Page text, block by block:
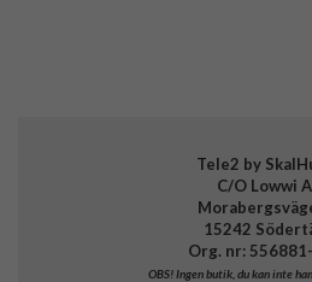
Tele2 by
C/O Lowwi
15242
Org. nr:
OBS!Ingen butik, du kan inte